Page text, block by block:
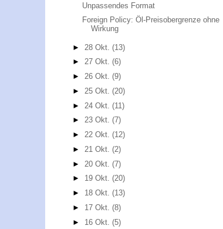
Unpassendes Format
Foreign Policy: Öl-Preisobergrenze ohne
Wirkung
► 28 Okt.(13)
►27 Okt.(6)
►26 Okt.(9)
► 25 Okt.(20)
► 24 Okt.(11)
►23 Okt.(7)
►22 Okt.(12)
► 21 Okt.(2)
► 20 Okt.(7)
► 19 Okt.(20)
► 18 Okt.(13)
► 17 Okt.(8)
► 16 Okt.(5)